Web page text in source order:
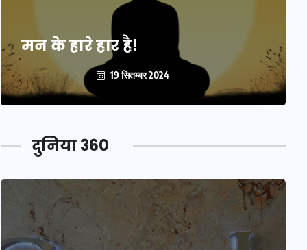
मन के हारे हार है!
19 सितम्बर 2024
दुनिया 360